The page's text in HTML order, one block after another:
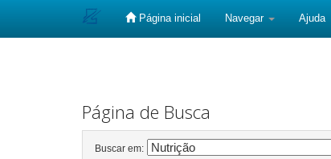
Página inicial Navegar Ajuda
Página de Busca
Buscar em: